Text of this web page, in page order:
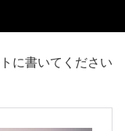
に書いてください